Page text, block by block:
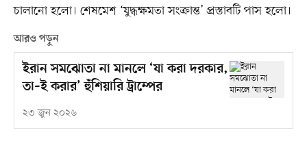
চালানো হলো। শেষমেশ ‘যুদ্ধক্ষমতা সংক্রান্ত’ প্রস্তাবটি পাস হলো।
আরও পড়ুন
ইরান সমঝোতা না মানলে ‘যা করা দরকার,
তা–ই করার’ হুঁশিয়ারি ট্রাম্পের
২৩ জুন ২০২৬